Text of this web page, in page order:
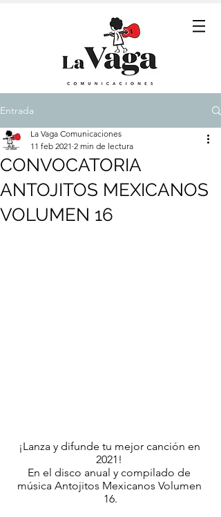
Entrada
CONVOCATORIA
ANTOJITOS MEXICANOS
VOLUMEN 16
La Vaga Comunicaciones
11 feb 2021 2 min de lectura
¡Lanza y difunde tu mejor canción en
2021!
En el disco anual y compilado de
música Antojitos Mexicanos Volumen
16.